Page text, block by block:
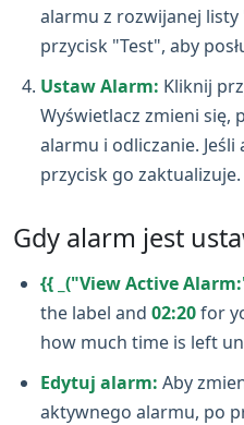
alarmu z rozwijanej
przycisk "Test", aby
Ustaw Alarm: Kliknij
Wyświetlacz zmieni się,
alarmu i odliczanie.
przycisk go zaktualizuje.
Gdy alarm jest
{{ _("View Active
the label and 02:20for
how much time is left
Edytuj alarm: Aby
aktywnego alarmu, po